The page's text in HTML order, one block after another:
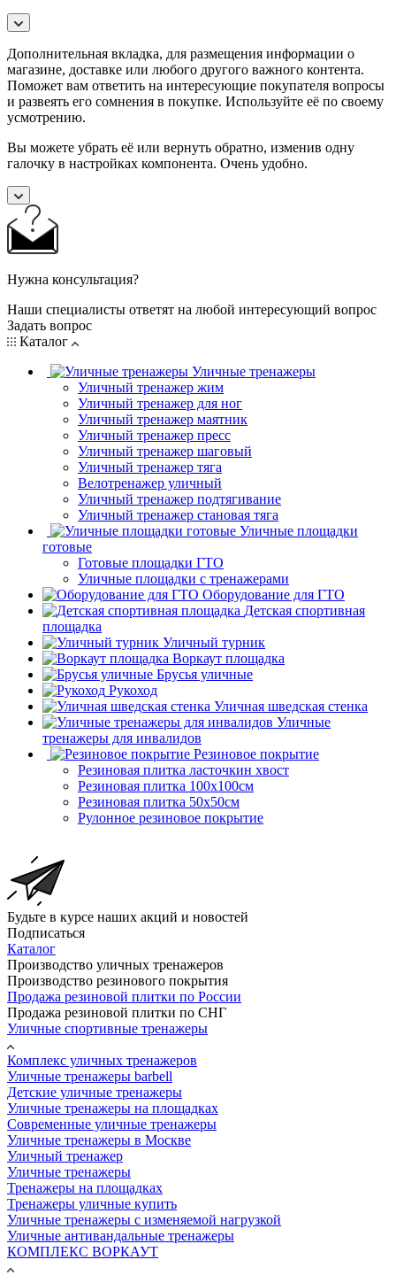
Дополнительная вкладка, для размещения информации о
магазине, доставке или любого другого важного контента.
Поможет вам ответить на интересующие покупателя вопросы
и развеять его сомнения в покупке. Используйте её по своему
усмотрению.
Вы можете убрать её или вернуть обратно, изменив одну
галочку в настройках компонента. Очень удобно.
Нужна консультация?
Наши специалисты ответят на любой интересующий вопрос
Задать вопрос
Каталог
Уличные тренажеры
Уличный тренажер жим
Уличный тренажер для ног
Уличный тренажер маятник
Уличный тренажер пресс
Уличный тренажер шаговый
Уличный тренажер тяга
Велотренажер уличный
Уличный тренажер подтягивание
Уличный тренажер становая тяга
Уличные площадки
готовые
Готовые площадки ГТО
Уличные площадки с тренажерами
Оборудование для ГТО
Детская спортивная
площадка
Уличный турник
Воркаут площадка
Брусья уличные
Рукоход
Уличная шведская стенка
Уличные
тренажеры для инвалидов
Резиновое покрытие
Резиновая плитка ласточкин хвост
Резиновая плитка 100х100см
Резиновая плитка 50х50см
Рулонное резиновое покрытие
Будьте в курсе наших акций и новостей
Подписаться
Каталог
Производство уличных тренажеров
Производство резинового покрытия
Продажа резиновой плитки по России
Продажа резиновой плитки по СНГ
Уличные спортивные тренажеры
Комплекс уличных тренажеров
Уличные тренажеры barbell
Детские уличные тренажеры
Уличные тренажеры на площадках
Современные уличные тренажеры
Уличные тренажеры в Москве
Уличный тренажер
Уличные тренажеры
Тренажеры на площадках
Тренажеры уличные купить
Уличные тренажеры с изменяемой нагрузкой
Уличные антивандальные тренажеры
КОМПЛЕКС ВОРКАУТ